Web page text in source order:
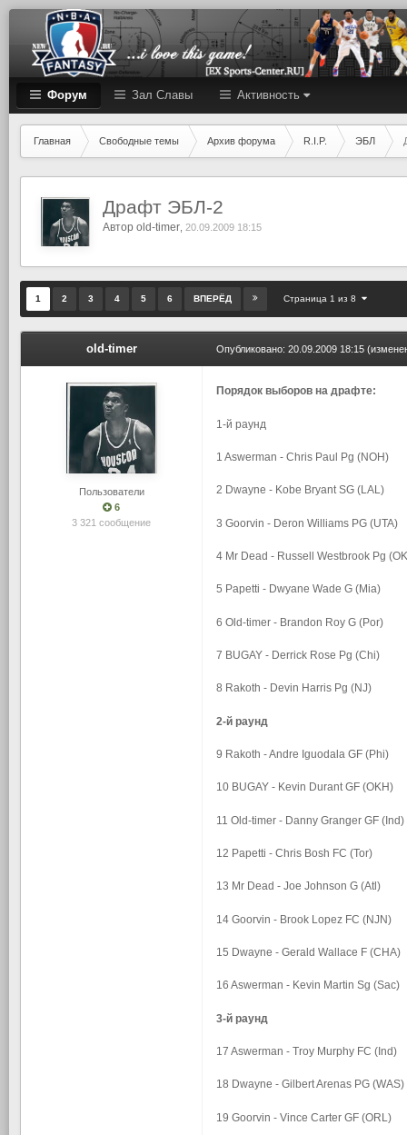
Форум Зал Cлавы Активность
Главная Свободные темы Архив форума R.I.P. ЭБЛ
Драфт ЭБЛ-2
Автор old-timer 20.09.2009 18:15
1 2 3 4 5 6 ВПЕРЁД Страница 1 из 8
old-timer
Пользователи
6
3 321 сообщение
Опубликовано: 20.09.2009 18:15
Порядок выборов на драфте:
1-й раунд
1 Aswerman - Chris Paul Pg (NOH)
2 Dwayne - Kobe Bryant SG (LAL)
3 Goorvin - Deron Williams PG (UTA)
4 Mr Dead - Russell Westbrook Pg
5 Papetti - Dwyane Wade G (Mia)
6 Old-timer - Brandon Roy G (Por)
7 BUGAY - Derrick Rose Pg (Chi)
8 Rakoth - Devin Harris Pg (NJ)
2-й раунд
9 Rakoth - Andre Iguodala GF (Phi)
10 BUGAY - Kevin Durant GF (OKH)
11 Old-timer - Danny Granger GF (Ind)
12 Papetti - Chris Bosh FC (Tor)
13 Mr Dead - Joe Johnson G (Atl)
14 Goorvin - Brook Lopez FC (NJN)
15 Dwayne - Gerald Wallace F (CHA)
16 Aswerman - Kevin Martin Sg (Sac)
3-й раунд
17 Aswerman - Troy Murphy FC (Ind)
18 Dwayne - Gilbert Arenas PG (WAS)
19 Goorvin - Vince Carter GF (ORL)